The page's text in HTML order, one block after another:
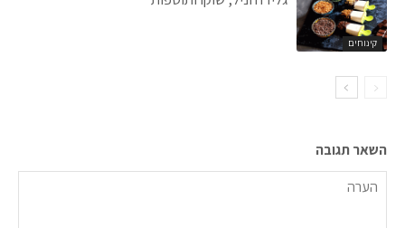
קינוחים
השאר תגובה